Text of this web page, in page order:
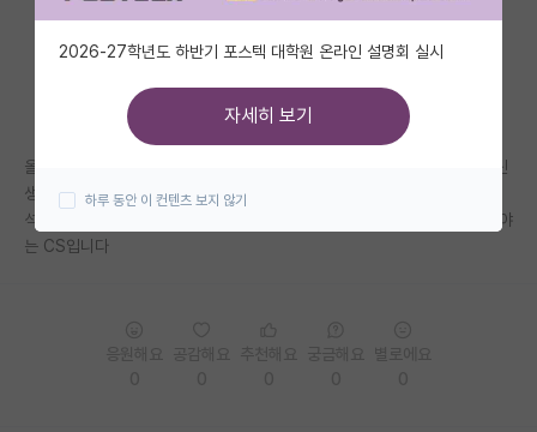
자유 게시판(아무개랩)
미국 유학 게시판
미국 대학원 합격 후기 게시판
대학원 합격 후기 게시판
연구실(PI) 홍보 게시판
올해 2월에 새로 생기 신생랩에 컨택이 되어서 입학을 하게 될 것 같은데 신
생랩에 대해서 안좋은 얘기가 많더라구요...
석, 박사 분들은 한명도 안계시고 학부 인턴만 3명있는 연구실입니다... 분야
는 CS입니다
2026-27학년도 하반기 포스텍 대학원 온라인 설명회 실시
자세히 보기
하루 동안 이 컨텐츠 보지 않기